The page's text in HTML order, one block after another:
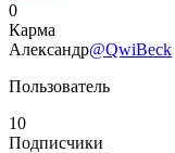
0
Карма
Александр@QwiBeck
Пользователь
10
Подписчики